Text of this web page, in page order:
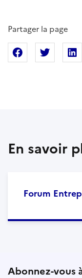
Partager la page
Partager sur
En savoir
Forum
Abonnez-vous